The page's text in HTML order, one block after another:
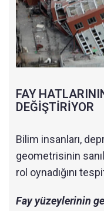
FAY
DEĞİŞTİRİYOR
Bilim insanları,
geometrisinin
rol oynadığını
Fay yüzeylerinin